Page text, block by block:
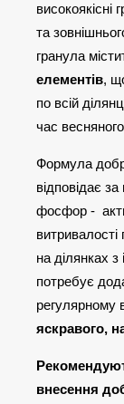
та
гранула
елементів,
по всій
час
Формула
відповідає за
фосфор -
на ділянках
потребує
регулярному
яскравого,
внесення